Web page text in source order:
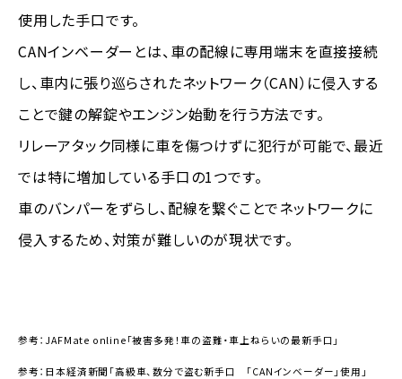
使用した手口です。
CANインベーダーとは、車の配線に専用端末を直接接続
し、車内に張り巡らされたネットワーク（CAN）に侵入する
ことで鍵の解錠やエンジン始動を行う方法です。
リレーアタック同様に車を傷つけずに犯行が可能で、最近
では特に増加している手口の1つです。
車のバンパーをずらし、配線を繋ぐことでネットワークに
侵入するため、対策が難しいのが現状です。
参考：JAFMate online「被害多発！車の盗難・車上ねらいの最新手口」
参考：日本経済新聞「高級車、数分で盗む新手口 「CANインベーダー」使用」